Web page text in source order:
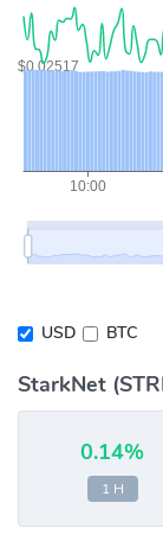
USD BTC
StarkNet
0.14%
1 H